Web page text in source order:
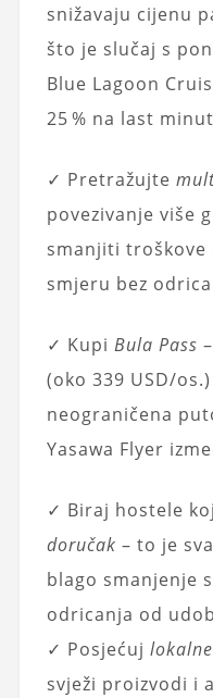
snižavaju cijenu
što je slučaj s
Blue Lagoon
25 % na last
✓ Pretražujte
povezivanje više
smanjiti troškove
smjeru bez
✓ Kupi Bula Pass
(oko 339 USD/
neograničena
Yasawa Flyer
✓ Biraj hostele
doručak – to je
blago smanjenje
odricanja od
✓ Posjećuj
svježi proizvodi i